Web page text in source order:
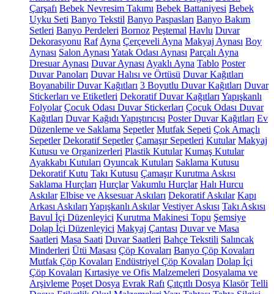
Çarşafı Bebek Nevresim Takımı Bebek Battaniyesi Bebek
Uyku Seti Banyo Tekstil Banyo Paspasları Banyo Bakım
Setleri Banyo Perdeleri Bornoz Peştemal Havlu Duvar
Dekorasyonu Raf Ayna Çerçeveli Ayna Makyaj Aynası Boy
Aynası Salon Aynası Yatak Odası Aynası Parçalı Ayna
Dresuar Aynası Duvar Aynası Ayaklı Ayna Tablo Poster
Duvar Panoları Duvar Halısı ve Örtüsü Duvar Kağıtları
Boyanabilir Duvar Kağıtları 3 Boyutlu Duvar Kağıtları Duvar
Stickerları ve Etiketleri Dekoratif Duvar Kağıtları Yapışkanlı
Folyolar Çocuk Odası Duvar Stickerları Çocuk Odası Duvar
Kağıtları Duvar Kağıdı Yapıştırıcısı Poster Duvar Kağıtları Ev
Düzenleme ve Saklama Sepetler Mutfak Sepeti Çok Amaçlı
Sepetler Dekoratif Sepetler Çamaşır Sepetleri Kutular Makyaj
Kutusu ve Organizerleri Plastik Kutular Kumaş Kutular
Ayakkabı Kutuları Oyuncak Kutuları Saklama Kutusu
Dekoratif Kutu Takı Kutusu Çamaşır Kurutma Askısı
Saklama Hurçları Hurçlar Vakumlu Hurçlar Halı Hurcu
Askılar Elbise ve Aksesuar Askıları Dekoratif Askılar Kapı
Arkası Askıları Yapışkanlı Askılar Vestiyer Askısı Takı Askısı
Bavul İçi Düzenleyici Kurutma Makinesi Topu Şemsiye
Dolap İçi Düzenleyici Makyaj Çantası Duvar ve Masa
Saatleri Masa Saati Duvar Saatleri Bahçe Tekstili Salıncak
Minderleri Ütü Masası Çöp Kovaları Banyo Çöp Kovaları
Mutfak Çöp Kovaları Endüstriyel Çöp Kovaları Dolap İçi
Çöp Kovaları Kırtasiye ve Ofis Malzemeleri Dosyalama ve
Arşivleme Poşet Dosya Evrak Rafı Çıtçıtlı Dosya Klasör Telli